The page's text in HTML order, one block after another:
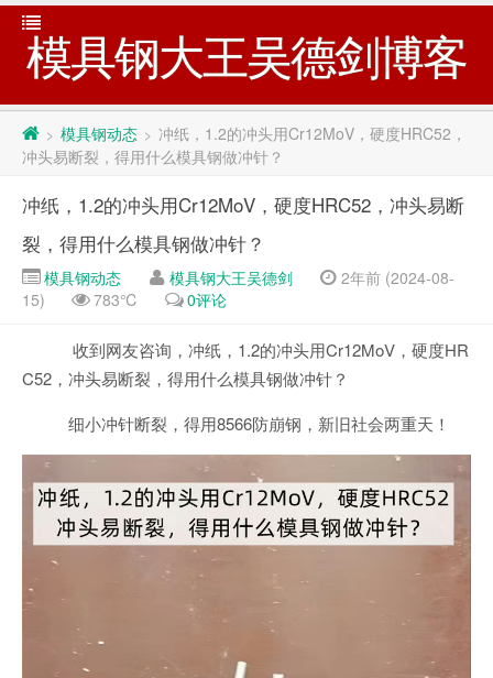
模具钢大王吴德剑博客
> 模具钢动态 > 冲纸，1.2的冲头用Cr12MoV，硬度HRC52，
冲头易断裂，得用什么模具钢做冲针？
冲纸，1.2的冲头用Cr12MoV，硬度HRC52，冲头易断
裂，得用什么模具钢做冲针？
模具钢动态 模具钢大王吴德剑
2年前 (2024-08-
15)
783℃ 0评论
收到网友咨询，冲纸，1.2的冲头用Cr12MoV，硬度HR
C52，冲头易断裂，得用什么模具钢做冲针？
细小冲针断裂，得用8566防崩钢，新旧社会两重天！